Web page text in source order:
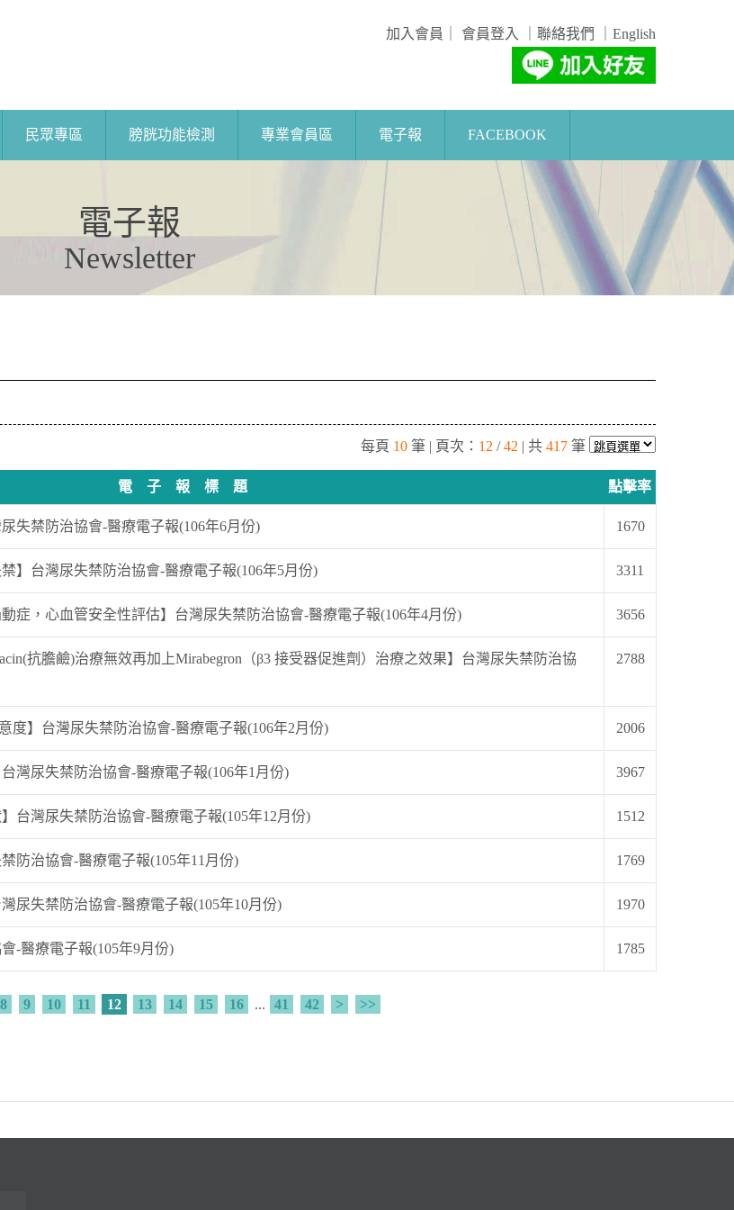
加入會員 會員登入 聯絡我們 English
民眾專區 膀胱功能檢測 專業會員區 電子報 FACEBOOK
電子報
Newsletter
每頁 10 筆 | 頁次： 12 /42 | 共 417 筆
電 子 報 標 題 點擊率
失禁防治協會-醫療電子報(106年6月份) 1670
】台灣尿失禁防治協會-醫療電子報(106年5月份) 3311
症，心血管安全性評估】台灣尿失禁防治協會-醫療電子報(106年4月份) 3656
抗膽鹼)治療無效再加上Mirabegron（β3 接受器促進劑）治療之效果】台灣尿失禁防治協
2788
度】台灣尿失禁防治協會-醫療電子報(106年2月份) 2006
灣尿失禁防治協會-醫療電子報(106年1月份) 3967
台灣尿失禁防治協會-醫療電子報(105年12月份) 1512
防治協會-醫療電子報(105年11月份) 1769
尿失禁防治協會-醫療電子報(105年10月份) 1970
-醫療電子報(105年9月份) 1785
8 9 10 11 12 13 14 15 16 ... 41 42 > >>